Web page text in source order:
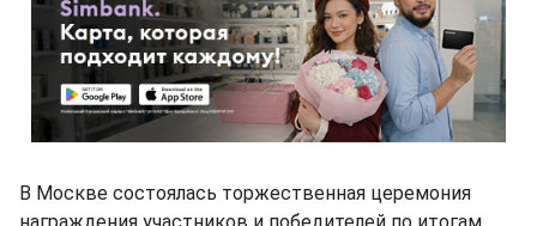
В Москве состоялась торжественная церемония